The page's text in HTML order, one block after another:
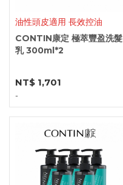
油性頭皮適用 長效控油
CONTIN康定 極萃豐盈洗髮
乳 300ml*2
NT$ 1,701
-